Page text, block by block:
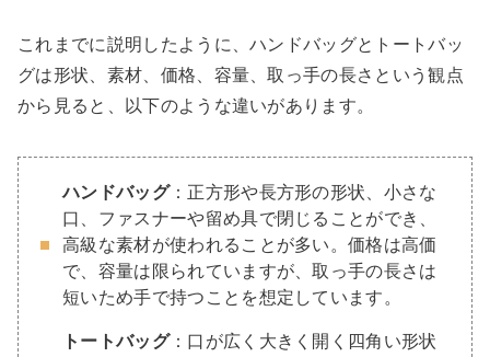
これまでに説明したように、ハンドバッグとトートバッ
グは形状、素材、価格、容量、取っ手の長さという観点
から見ると、以下のような違いがあります。
ハンドバッグ：正方形や長方形の形状、小さな
口、ファスナーや留め具で閉じることができ、
高級な素材が使われることが多い。価格は高価
で、容量は限られていますが、取っ手の長さは
短いため手で持つことを想定しています。
トートバッグ：口が広く大きく開く四角い形状